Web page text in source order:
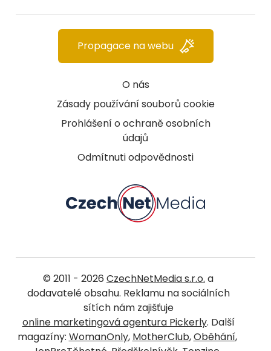
O nás
Zásady používání souborů cookie
Prohlášení o ochraně osobních
údajů
Odmítnuti odpovědnosti
Propagace na webu
© 2011 - 2026 CzechNetMedia s.r.o. a
dodavatelé obsahu. Reklamu na sociálních
sítích nám zajišťuje
online marketingová agentura Pickerly. Další
magazíny: WomanOnly, MotherClub,Oběhání,